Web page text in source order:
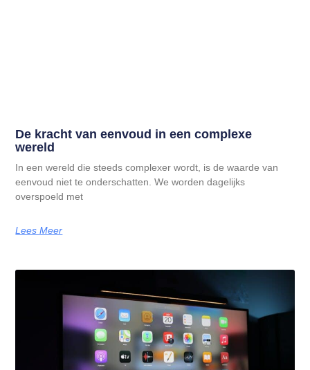
De kracht van eenvoud in een complexe
wereld
In een wereld die steeds complexer wordt, is de waarde van
eenvoud niet te onderschatten. We worden dagelijks
overspoeld met
Lees Meer